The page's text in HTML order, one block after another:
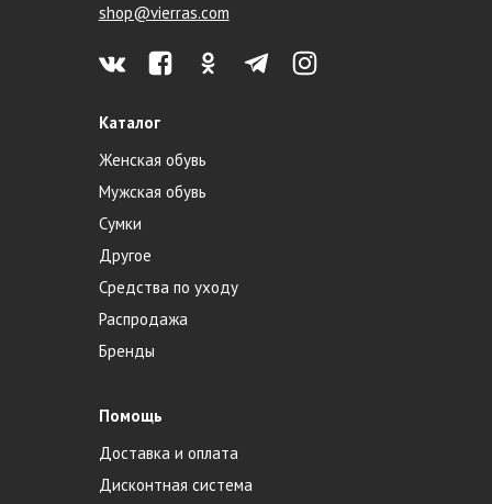
shop@vierras.com
Каталог
Женская обувь
Мужская обувь
Сумки
Другое
Средства по уходу
Распродажа
Бренды
Помощь
Доставка и оплата
Дисконтная система